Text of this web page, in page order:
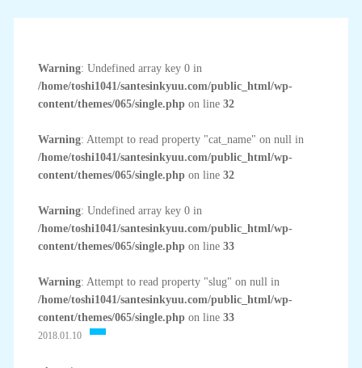
Warning: Undefined array key 0 in
/home/toshi1041/santesinkyuu.com/public_html/wp-
content/themes/065/single.phpon line 32
Warning: Attempt to read property "cat_name" on null in
/home/toshi1041/santesinkyuu.com/public_html/wp-
content/themes/065/single.phpon line 32
Warning: Undefined array key 0 in
/home/toshi1041/santesinkyuu.com/public_html/wp-
content/themes/065/single.phpon line 33
Warning: Attempt to read property "slug" on null in
/home/toshi1041/santesinkyuu.com/public_html/wp-
content/themes/065/single.phpon line 33
2018.01.10